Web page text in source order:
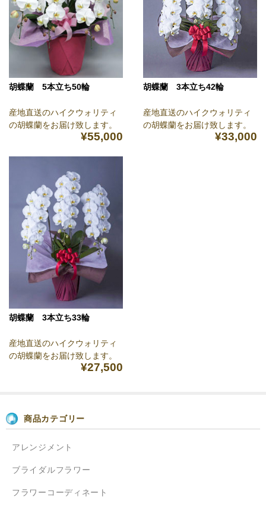
胡蝶蘭 5本立ち50輪
産地直送のハイクウォリティ
の胡蝶蘭をお届け致します。
¥55,000
胡蝶蘭 3本立ち42輪
産地直送のハイクウォリティ
の胡蝶蘭をお届け致します。
¥33,000
胡蝶蘭 3本立ち33輪
産地直送のハイクウォリティ
の胡蝶蘭をお届け致します。
¥27,500
商品カテゴリー
アレンジメント
ブライダルフラワー
フラワーコーディネート